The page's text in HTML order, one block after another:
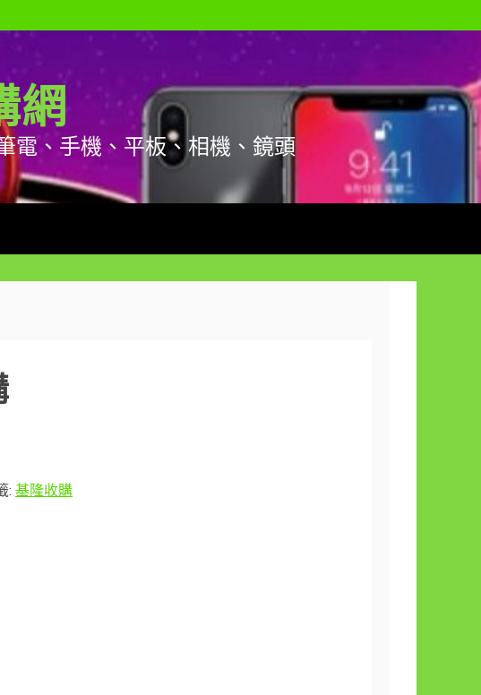
網
電、手機、平板、相機、鏡頭
: 基隆收購